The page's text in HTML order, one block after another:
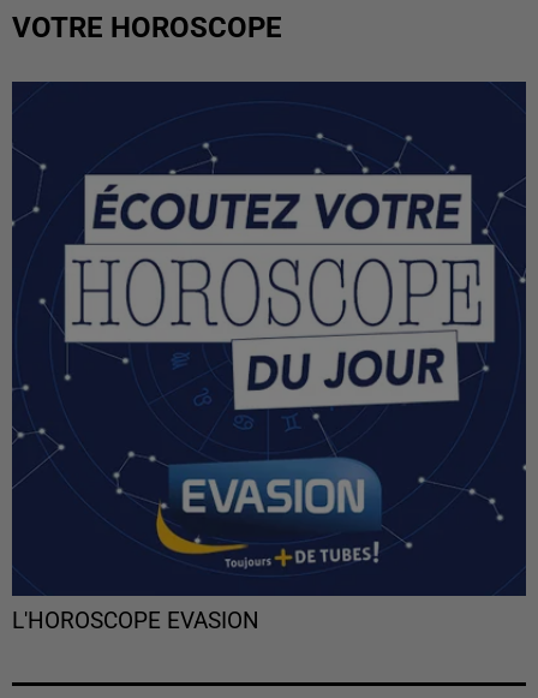
VOTRE HOROSCOPE
L'HOROSCOPE EVASION